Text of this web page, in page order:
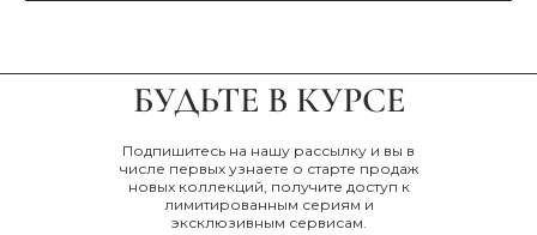
Подпишитесь на нашу рассылку и вы в
числе первых узнаете о старте продаж
новых коллекций, получите доступ к
лимитированным сериям и
эксклюзивным сервисам.
БУДЬТЕ В КУРСЕ